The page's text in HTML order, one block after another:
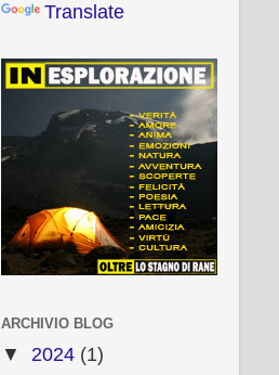
Translate
ARCHIVIO BLOG
▼ 2024 (1)